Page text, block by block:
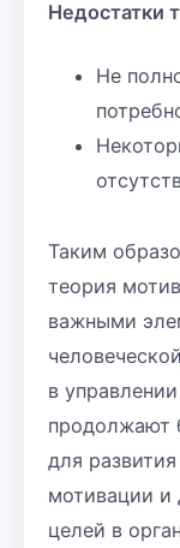
Недостатки
Не
Таким
теория
важными
в
продолжают
для
мотивации и
целей в